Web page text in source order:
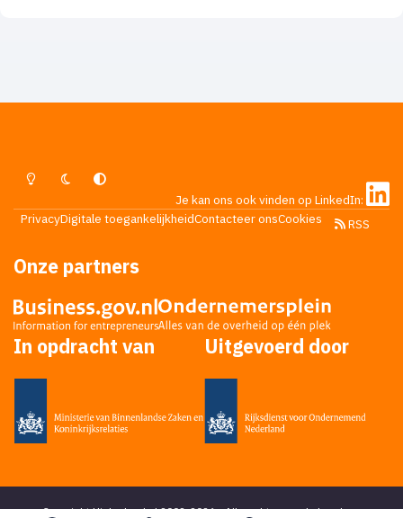
Lichte ModusDonkere ModusSysteemvoorkeur
Je kan ons ook vinden op LinkedIn:
PrivacyDigitale toegankelijkheidContacteer onsCookies RSS
Onze partners
In opdracht van Uitgevoerd door
Copyright Higherlevel.nl 2002-2026 - Alle rechten voorbehouden -